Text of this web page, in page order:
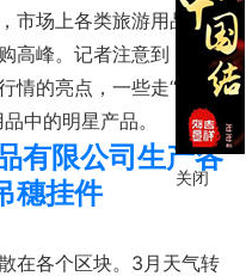
市场上各类旅游用品以及
高峰。记者注意到，各式
情的亮点，一些走“小清
中的明星产品。
有限公司生产各
穗挂件
在各个区块。3月天气转
关闭